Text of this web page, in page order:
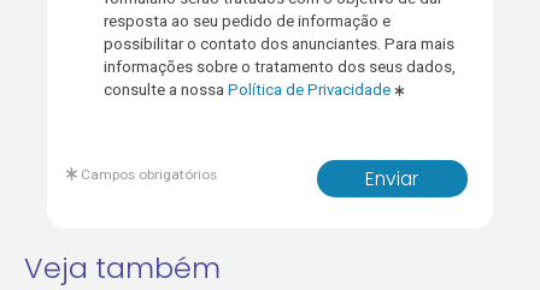
resposta ao seu pedido de informação e
possibilitar o contato dos anunciantes. Para mais
informações sobre o tratamento dos seus dados,
consulte a nossaPolítica de Privacidade
Enviar
Campos obrigatórios
Veja também